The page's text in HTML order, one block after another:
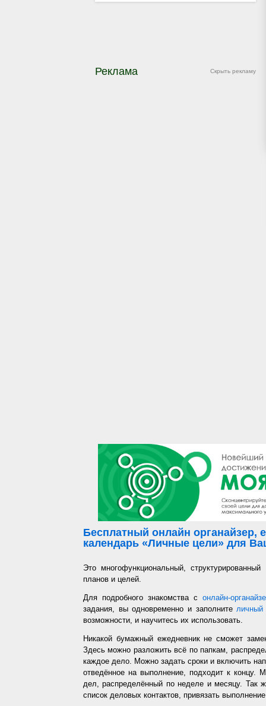
Скрыть рекламу
Реклама
Бесплатный онлайн органайзер,
календарь «Личные цели» для
Это многофункциональный,
планов и целей.
Для подробного знакомства с онлайн-
задания, вы одновременно и заполнителичный
возможности, и научитесь их использовать.
Никакой бумажный ежедневник не сможет
Здесь можно разложить всё по папкам,
каждое дело. Можно задать сроки и включить
отведённое на выполнение, подходит к концу.
дел, распределённый по неделе и месяцу. Так
список деловых контактов, привязать